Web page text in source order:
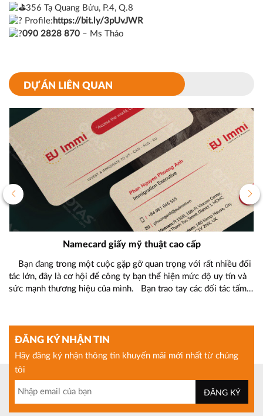
356 Tạ Quang Bửu, P.4, Q.8
Profile: https://bit.ly/3pUvJWR
090 2828 870 – Ms Thảo
DỰ ÁN LIÊN QUAN
Namecard giấy mỹ thuật cao cấp
Bạn đang trong một cuộc gặp gỡ quan trọng với rất nhiều đối
tác lớn, đây là cơ hội để công ty bạn thể hiện mức độ uy tín và
sức mạnh thương hiệu của mình. Bạn trao tay các đối tác tấm
ĐĂNG KÝ NHẬN TIN
Hãy đăng ký nhận thông tin khuyến mãi mới nhất từ chúng
tôi